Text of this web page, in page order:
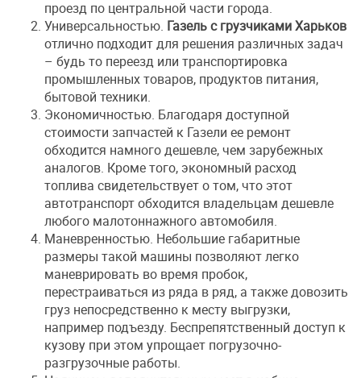
проезд по центральной части города.
Универсальностью. Газель с грузчиками Харьков
отлично подходит для решения различных задач
– будь то переезд или транспортировка
промышленных товаров, продуктов питания,
бытовой техники.
Экономичностью. Благодаря доступной
стоимости запчастей к Газели ее ремонт
обходится намного дешевле, чем зарубежных
аналогов. Кроме того, экономный расход
топлива свидетельствует о том, что этот
автотранспорт обходится владельцам дешевле
любого малотоннажного автомобиля.
Маневренностью. Небольшие габаритные
размеры такой машины позволяют легко
маневрировать во время пробок,
перестраиваться из ряда в ряд, а также довозить
груз непосредственно к месту выгрузки,
например подъезду. Беспрепятственный доступ к
кузову при этом упрощает погрузочно-
разгрузочные работы.